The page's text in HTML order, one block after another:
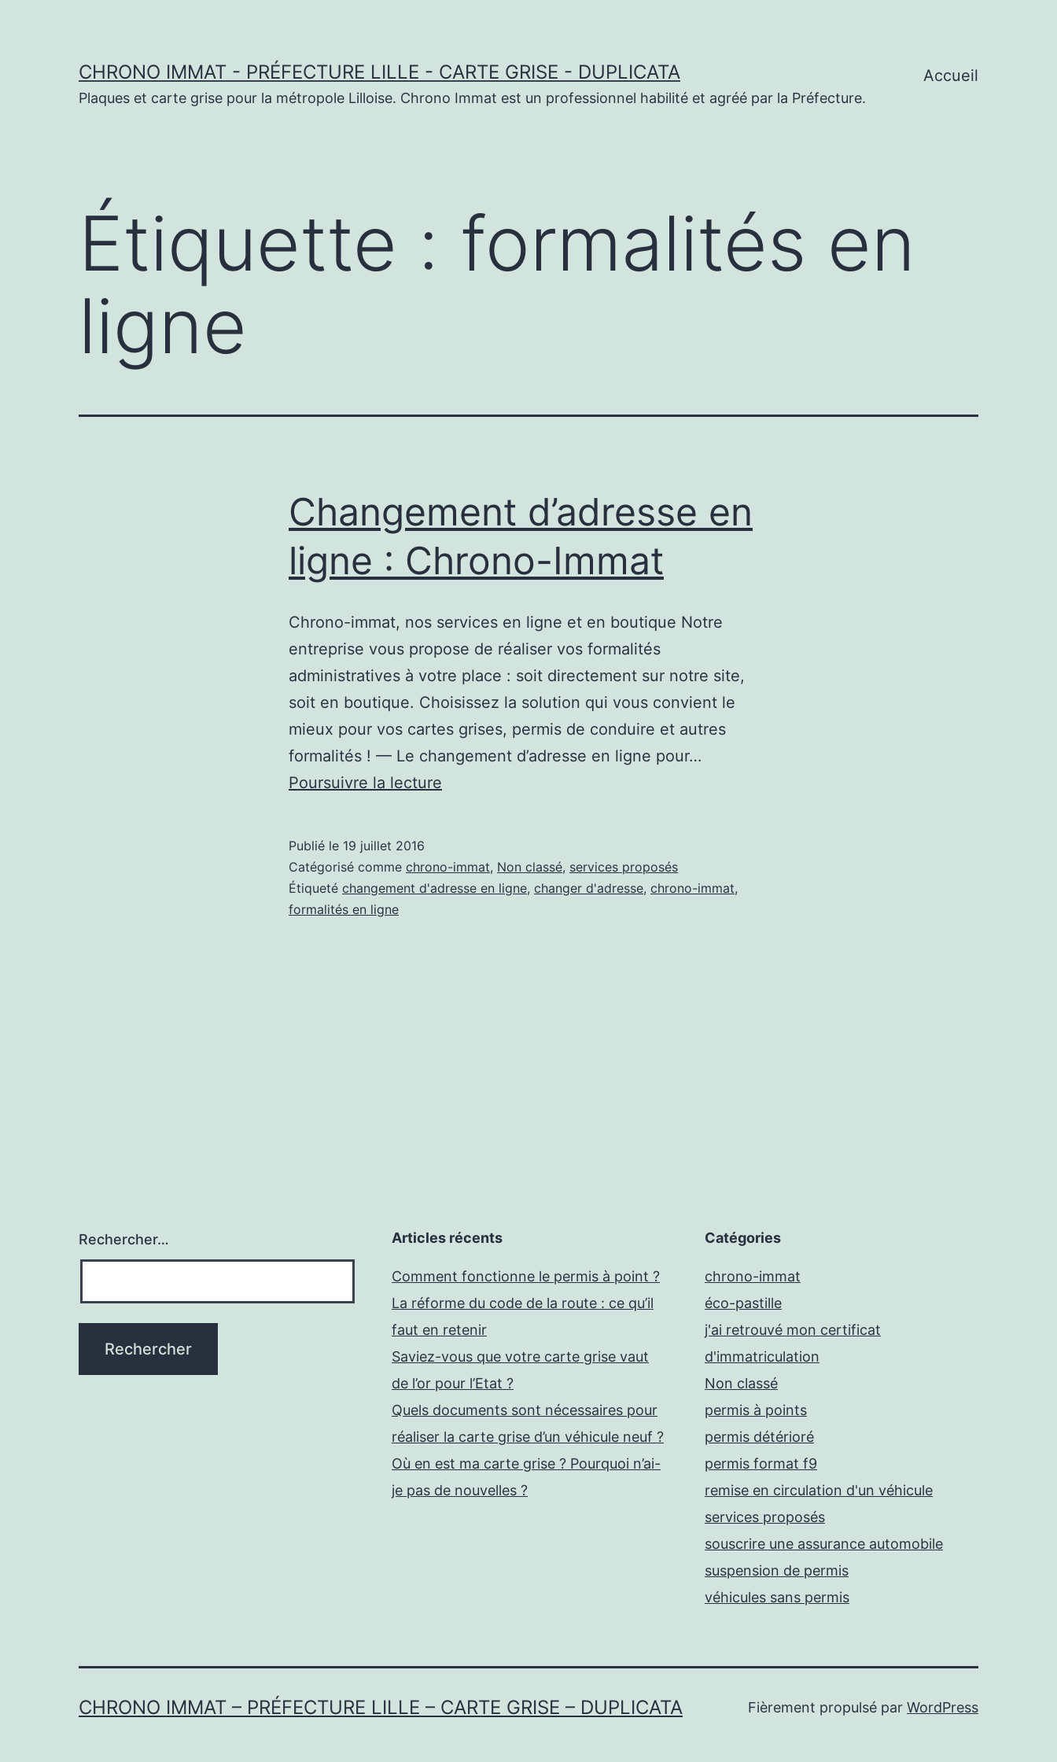
CHRONO IMMAT - PRÉFECTURE LILLE - CARTE GRISE - DUPLICATA
Plaques et carte grise pour la métropole Lilloise. Chrono Immat est un professionnel habilité et agréé par la Préfecture.
Accueil
Étiquette : formalités en
ligne
Changement d’adresse en
ligne : Chrono-Immat
Chrono-immat, nos services en ligne et en boutique Notre
entreprise vous propose de réaliser vos formalités
administratives à votre place : soit directement sur notre site,
soit en boutique. Choisissez la solution qui vous convient le
mieux pour vos cartes grises, permis de conduire et autres
formalités ! — Le changement d’adresse en ligne pour…
Poursuivre la lecture
ligne
:
Publié le 19 juillet 2016
Catégorisé comme chrono-immat, Non classé, services proposés
Étiqueté changement d'adresse en ligne, changer d'adresse, chrono-immat,
formalités en ligne
Rechercher… Articles récents
Comment fonctionne le permis à point ?
La réforme du code de la route : ce qu’il
faut en retenir
Saviez-vous que votre carte grise vaut
de l’or pour l’Etat ?
Quels documents sont nécessaires pour
réaliser la carte grise d’un véhicule neuf ?
Où en est ma carte grise ? Pourquoi n’ai-
je pas de nouvelles ?
Catégories
chrono-immat
éco-pastille
j'ai retrouvé mon certificat
d'immatriculation
Non classé
permis à points
permis détérioré
permis format f9
remise en circulation d'un véhicule
services proposés
souscrire une assurance automobile
suspension de permis
véhicules sans permis
CHRONO IMMAT – PRÉFECTURE LILLE – CARTE GRISE – DUPLICATA Fièrement propulsé par WordPress